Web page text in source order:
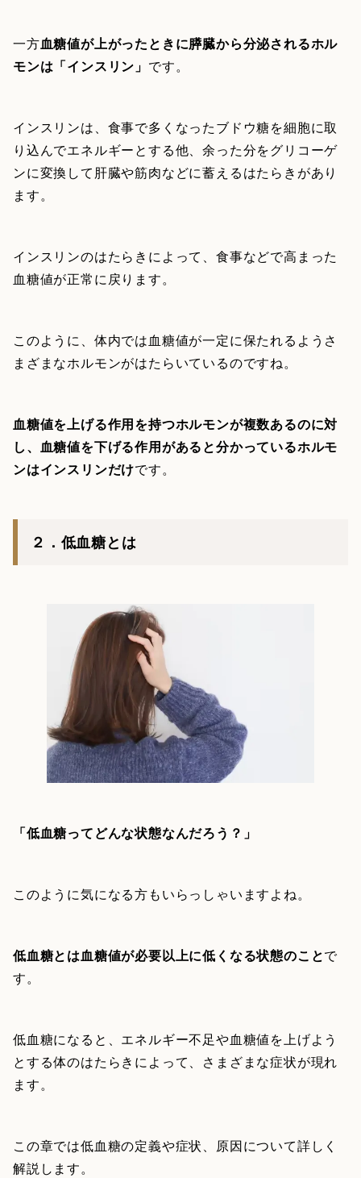
一方血糖値が上がったときに膵臓から分泌されるホル
モンは「インスリン」 です。
インスリンは、食事で多くなったブドウ糖を細胞に取
り込んでエネルギーとする他、余った分をグリコーゲ
ンに変換して肝臓や筋肉などに蓄えるはたらきがあり
ます。
インスリンのはたらきによって、食事などで高まった
血糖値が正常に戻ります。
このように、体内では血糖値が一定に保たれるようさ
まざまなホルモンがはたらいているのですね。
血糖値を上げる作用を持つホルモンが複数あるのに対
し、血糖値を下げる作用があると分かっているホルモ
ンはインスリンだけです。
２．低血糖とは
「低血糖ってどんな状態なんだろう？」
このように気になる方もいらっしゃいますよね。
低血糖とは血糖値が必要以上に低くなる状態のことで
す。
低血糖になると、エネルギー不足や血糖値を上げよう
とする体のはたらきによって、さまざまな症状が現れ
ます。
この章では低血糖の定義や症状、原因について詳しく
解説します。